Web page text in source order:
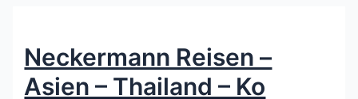
Neckermann Reisen –
Asien – Thailand – Ko